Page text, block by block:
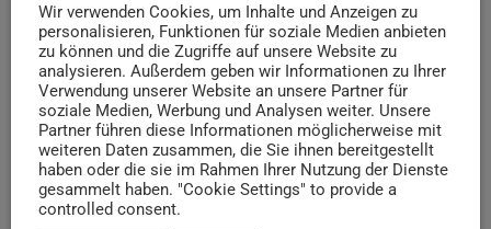
Trier besucht. Das teilt die Stadtverwaltung mit. Deng
Hongbo wurde von Oberbürgermeister Wolfram Leibe im
Rathaus empfangen und trug sich in das Goldene Buch
der Stadt ein. Beide betonten die Bedeutung des
persönlichen Austauschs und des Dialogs in politisch
schwierigen Zeiten. Im Anschluss besuchte der
Botschafter das Karl-Marx-Haus.
today 26. JUNI 2026 14
Wir verwenden Cookies, um Inhalte und Anzeigen zu
personalisieren, Funktionen für soziale Medien anbieten
zu können und die Zugriffe auf unsere Website zu
analysieren. Außerdem geben wir Informationen zu Ihrer
Verwendung unserer Website an unsere Partner für
soziale Medien, Werbung und Analysen weiter. Unsere
Partner führen diese Informationen möglicherweise mit
weiteren Daten zusammen, die Sie ihnen bereitgestellt
haben oder die sie im Rahmen Ihrer Nutzung der Dienste
gesammelt haben. "Cookie Settings" to provide a
controlled consent.